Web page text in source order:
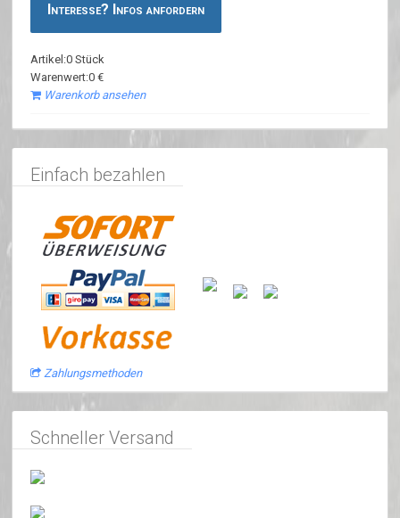
Interesse? Infos anfordern
Artikel:0 Stück
Warenwert:0 €
Warenkorb ansehen
Einfach bezahlen
Zahlungsmethoden
Schneller Versand